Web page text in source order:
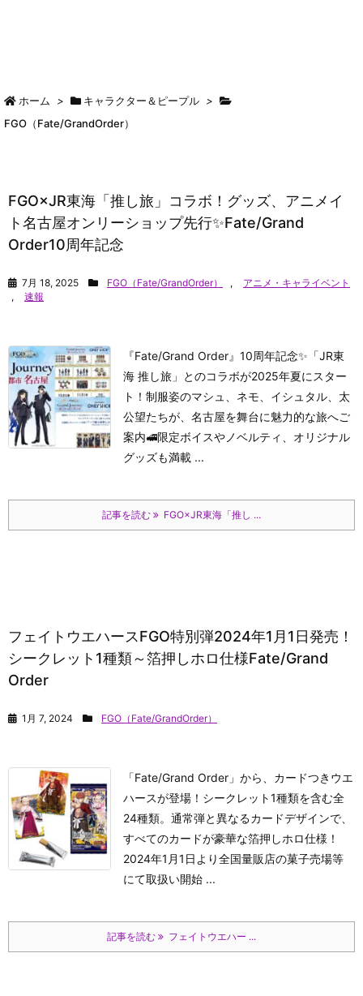
ホーム > キャラクター＆ピープル >
FGO（Fate/GrandOrder）
FGO×JR東海「推し旅」コラボ！グッズ、アニメイ
ト名古屋オンリーショップ先行✨Fate/Grand
Order10周年記念
7月 18, 2025 FGO（Fate/GrandOrder） ,
アニメ・キャライベント
,
速報
『Fate/Grand Order』10周年記念✨「JR東
海 推し旅」とのコラボが2025年夏にスター
ト！制服姿のマシュ、ネモ、イシュタル、太
公望たちが、名古屋を舞台に魅力的な旅へご
案内🚅限定ボイスやノベルティ、オリジナル
グッズも満載 ...
記事を読む FGO×JR東海「推し ...
フェイトウエハースFGO特別弾2024年1月1日発売！
シークレット1種類～箔押しホロ仕様Fate/Grand
Order
1月 7, 2024 FGO（Fate/GrandOrder）
「Fate/Grand Order」から、カードつきウエ
ハースが登場！シークレット1種類を含む全
24種類。通常弾と異なるカードデザインで、
すべてのカードが豪華な箔押しホロ仕様！
2024年1月1日より全国量販店の菓子売場等
にて取扱い開始 ...
記事を読む フェイトウエハー ...